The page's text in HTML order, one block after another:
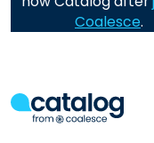
Coalesce.